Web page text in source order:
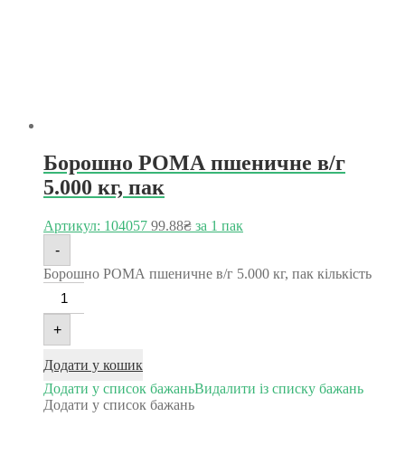
Борошно РОМА пшеничне в/г
5.000 кг, пак
Артикул: 104057 99.88₴ за 1 пак
-
Борошно РОМА пшеничне в/г 5.000 кг, пак кількість
+
Додати у кошик
Додати у список бажаньВидалити із списку бажань
Додати у список бажань